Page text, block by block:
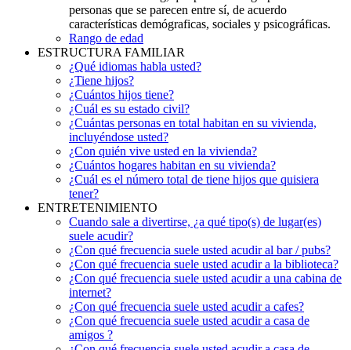
personas que se parecen entre sí, de acuerdo
características demógraficas, sociales y psicográficas.
Rango de edad
ESTRUCTURA FAMILIAR
¿Qué idiomas habla usted?
¿Tiene hijos?
¿Cuántos hijos tiene?
¿Cuál es su estado civil?
¿Cuántas personas en total habitan en su vivienda,
incluyéndose usted?
¿Con quién vive usted en la vivienda?
¿Cuántos hogares habitan en su vivienda?
¿Cuál es el número total de tiene hijos que quisiera
tener?
ENTRETENIMIENTO
Cuando sale a divertirse, ¿a qué tipo(s) de lugar(es)
suele acudir?
¿Con qué frecuencia suele usted acudir al bar / pubs?
¿Con qué frecuencia suele usted acudir a la biblioteca?
¿Con qué frecuencia suele usted acudir a una cabina de
internet?
¿Con qué frecuencia suele usted acudir a cafes?
¿Con qué frecuencia suele usted acudir a casa de
amigos ?